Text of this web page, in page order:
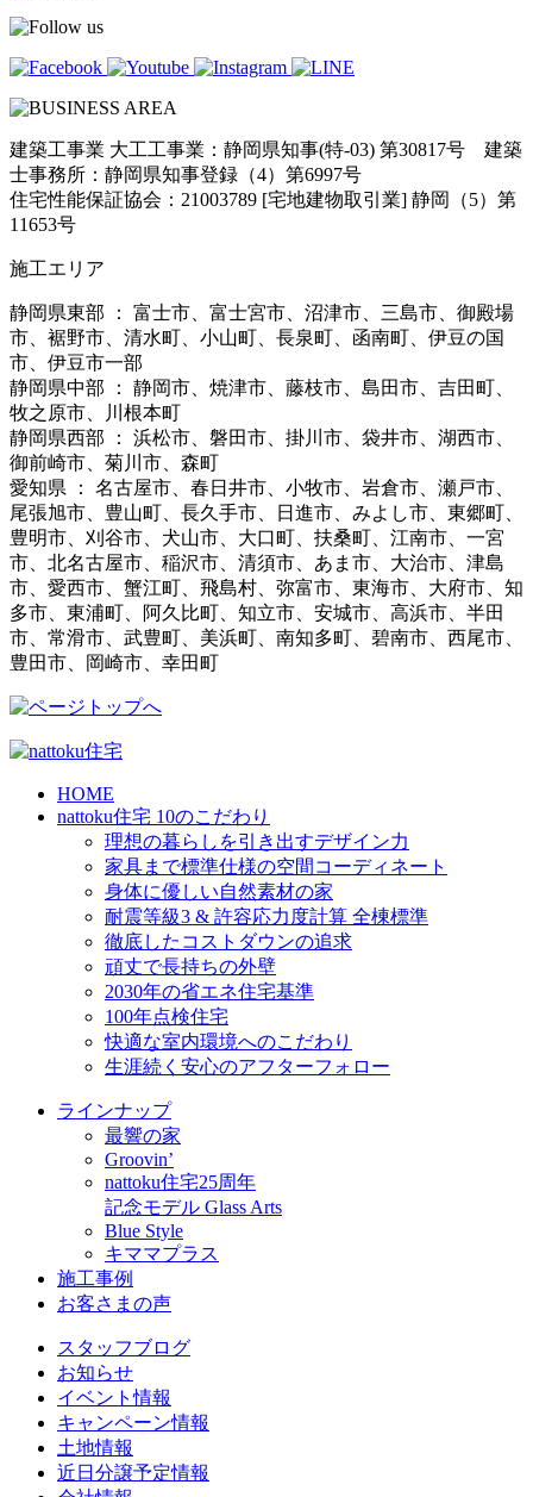
建築工事業 大工工事業：静岡県知事(特-03) 第30817号 建築
士事務所：静岡県知事登録（4）第6997号
住宅性能保証協会：21003789 [宅地建物取引業] 静岡（5）第
11653号
施工エリア
静岡県東部 ： 富士市、富士宮市、沼津市、三島市、御殿場
市、裾野市、清水町、小山町、長泉町、函南町、伊豆の国
市、伊豆市一部
静岡県中部 ： 静岡市、焼津市、藤枝市、島田市、吉田町、
牧之原市、川根本町
静岡県西部 ： 浜松市、磐田市、掛川市、袋井市、湖西市、
御前崎市、菊川市、森町
愛知県 ： 名古屋市、春日井市、小牧市、岩倉市、瀬戸市、
尾張旭市、豊山町、長久手市、日進市、みよし市、東郷町、
豊明市、刈谷市、犬山市、大口町、扶桑町、江南市、一宮
市、北名古屋市、稲沢市、清須市、あま市、大治市、津島
市、愛西市、蟹江町、飛島村、弥富市、東海市、大府市、知
多市、東浦町、阿久比町、知立市、安城市、高浜市、半田
市、常滑市、武豊町、美浜町、南知多町、碧南市、西尾市、
豊田市、岡崎市、幸田町
HOME
nattoku住宅 10のこだわり
理想の暮らしを引き出すデザイン力
家具まで標準仕様の空間コーディネート
身体に優しい自然素材の家
耐震等級3 & 許容応力度計算 全棟標準
徹底したコストダウンの追求
頑丈で長持ちの外壁
2030年の省エネ住宅基準
100年点検住宅
快適な室内環境へのこだわり
生涯続く安心のアフターフォロー
ラインナップ
最響の家
Groovin’
nattoku住宅25周年
記念モデル Glass Arts
Blue Style
キママプラス
施工事例
お客さまの声
スタッフブログ
お知らせ
イベント情報
キャンペーン情報
土地情報
近日分譲予定情報